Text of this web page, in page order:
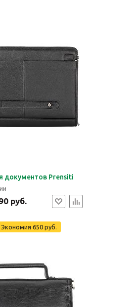
документов Prensiti
руб.
Экономия 650 руб.